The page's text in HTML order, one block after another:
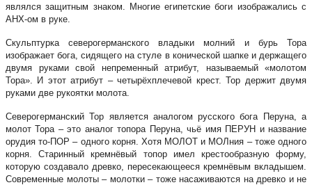
являлся защитным знаком. Многие египетские боги изображались с
АНХ-ом в руке.
Скульптурка северогерманского владыки молний и бурь Тора
изображает бога, сидящего на стуле в конической шапке и держащего
двумя руками свой непременный атрибут, называемый «молотом
Тора». И этот атрибут – четырёхплечевой крест. Тор держит двумя
руками две рукоятки молота.
Северогерманский Тор является аналогом русского бога Перуна, а
молот Тора – это аналог топора Перуна, чьё имя ПЕРУН и название
орудия то-ПОР – одного корня. Хотя МОЛОТ и МОЛния – тоже одного
корня. Старинный кремнёвый топор имел крестообразную форму,
которую создавало древко, пересекающееся кремнёвым вкладышем.
Современные молоты – молотки – тоже насаживаются на древко и не